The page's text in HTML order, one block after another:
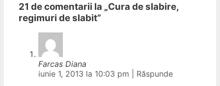
21 de comentarii la „Cura de slabire,
regimuri de slabit”
Farcas Diana
iunie 1, 2013 la 10:03 pm
Răspunde